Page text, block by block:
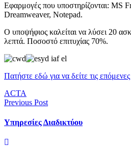
Εφαρμογές που υποστηρίζονται: MS
Dreamweaver, Notepad.
Ο υποψήφιος καλείται να λύσει 20
λεπτά. Ποσοστό επιτυχίας 70%.
Πατήστε εδώ για να δείτε τις
ACTA
Previous Post
Υπηρεσίες Διαδικτύου